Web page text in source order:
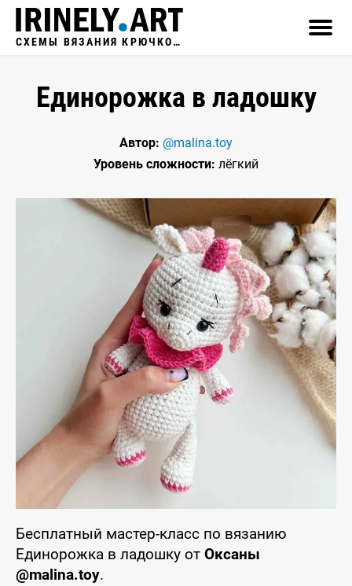
СХЕМЫ ВЯЗАНИЯ КРЮЧКОМ
Единорожка в ладошку
Автор: @malina.toy
Уровень сложности: лёгкий
Бесплатный мастер-класс по вязанию
Единорожка в ладошку от Оксаны
@malina.toy.